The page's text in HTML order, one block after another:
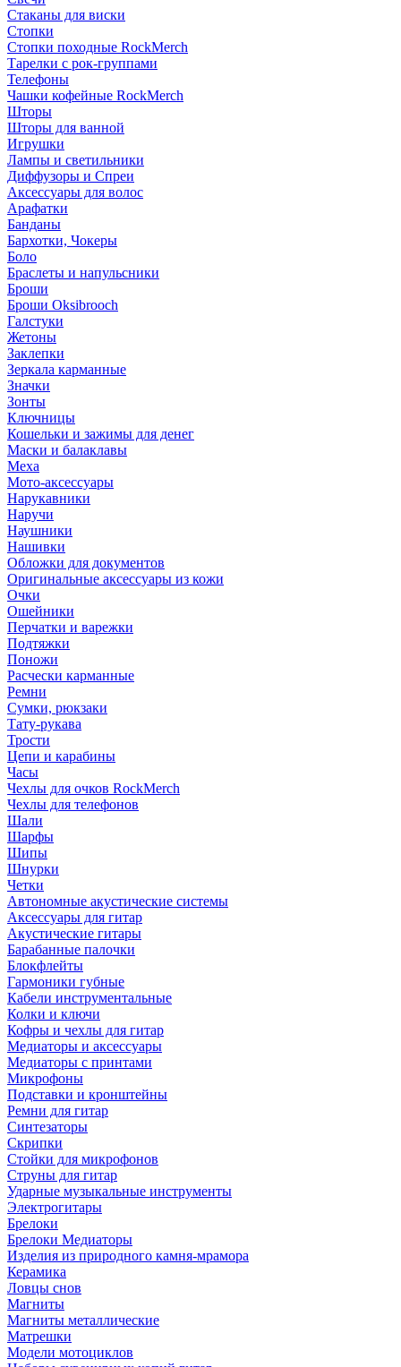
Стаканы для виски
Стопки
Стопки походные RockMerch
Тарелки с рок-группами
Телефоны
Чашки кофейные RockMerch
Шторы
Шторы для ванной
Игрушки
Лампы и светильники
Диффузоры и Спреи
Аксессуары для волос
Арафатки
Банданы
Бархотки, Чокеры
Боло
Браслеты и напульсники
Броши
Броши Oksibrooch
Галстуки
Жетоны
Заклепки
Зеркала карманные
Значки
Зонты
Ключницы
Кошельки и зажимы для денег
Маски и балаклавы
Меха
Мото-аксессуары
Нарукавники
Наручи
Наушники
Нашивки
Обложки для документов
Оригинальные аксессуары из кожи
Очки
Ошейники
Перчатки и варежки
Подтяжки
Поножи
Расчески карманные
Ремни
Сумки, рюкзаки
Тату-рукава
Трости
Цепи и карабины
Часы
Чехлы для очков RockMerch
Чехлы для телефонов
Шали
Шарфы
Шипы
Шнурки
Четки
Автономные акустические системы
Аксессуары для гитар
Акустические гитары
Барабанные палочки
Блокфлейты
Гармоники губные
Кабели инструментальные
Колки и ключи
Кофры и чехлы для гитар
Медиаторы и аксессуары
Медиаторы с принтами
Микрофоны
Подставки и кронштейны
Ремни для гитар
Синтезаторы
Скрипки
Стойки для микрофонов
Струны для гитар
Ударные музыкальные инструменты
Электрогитары
Брелоки
Брелоки Медиаторы
Изделия из природного камня-мрамора
Керамика
Ловцы снов
Магниты
Магниты металлические
Матрешки
Модели мотоциклов